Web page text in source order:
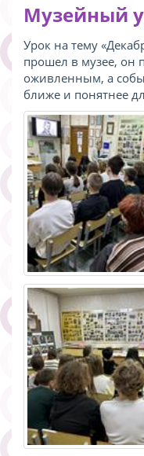
Музейный
Урок на тему
прошел в музее, он
оживленным, а
ближе и понятнее